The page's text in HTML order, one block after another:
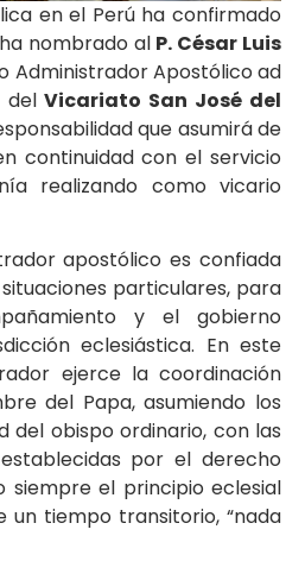
en el Perú ha confirmado
nombrado al P. César Luis
Administrador Apostólico ad
delVicariato San José del
que asumirá de
continuidad con el servicio
realizando como vicario
apostólico es confiada
particulares, para
y el gobierno
eclesiástica. En este
ejerce la coordinación
del Papa, asumiendo los
del obispo ordinario, con las
por el derecho
siempre el principio eclesial
un tiempo transitorio, “nada